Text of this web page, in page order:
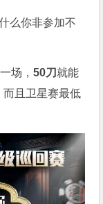
么你非参加不
场，50刀 就能
且卫星赛最低